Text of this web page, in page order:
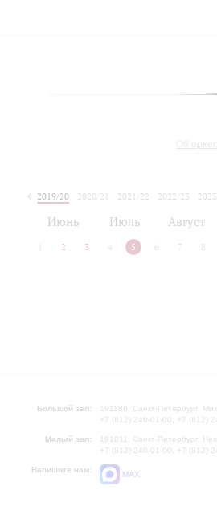
Об
2019/20 2020/21 2021/22 2022/23
Июнь Июль Август
2 3 4 5 6 7 8
Большой зал:
191186, Санкт-Петербург,
+7 (812) 240-01-00, +7 (812)
Малый зал:
191011, Санкт-Петербург,
+7 (812) 240-01-00, +7 (812)
Напишите нам:
MAX